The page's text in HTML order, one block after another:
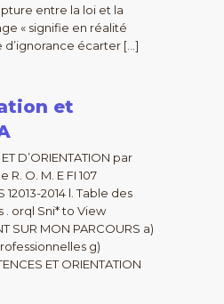
entre la loi et la
« signifie en réalité
d’ignorance écarter […]
et
D’ORIENTATION par
R. O. M. E FI 107
2014 l. Table des
. orql Sni* to View
SUR MON PARCOURS a)
g)
ET ORIENTATION